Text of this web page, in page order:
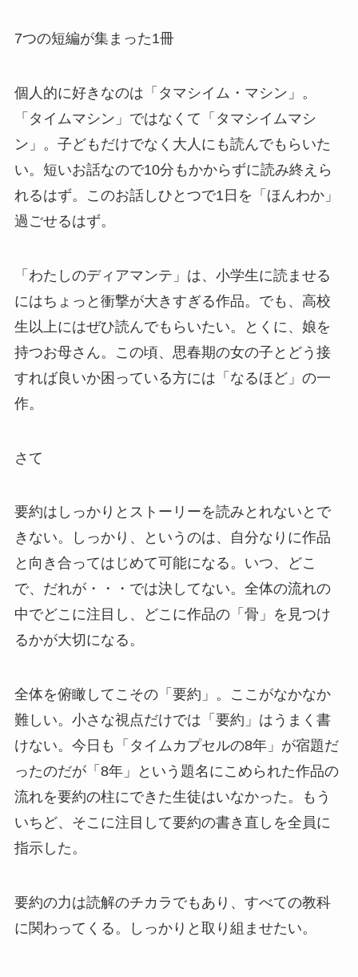
7つの短編が集まった1冊
個人的に好きなのは「タマシイム・マシン」。
「タイムマシン」ではなくて「タマシイムマシ
ン」。子どもだけでなく大人にも読んでもらいた
い。短いお話なので10分もかからずに読み終えら
れるはず。このお話しひとつで1日を「ほんわか」
過ごせるはず。
「わたしのディアマンテ」は、小学生に読ませる
にはちょっと衝撃が大きすぎる作品。でも、高校
生以上にはぜひ読んでもらいたい。とくに、娘を
持つお母さん。この頃、思春期の女の子とどう接
すれば良いか困っている方には「なるほど」の一
作。
さて
要約はしっかりとストーリーを読みとれないとで
きない。しっかり、というのは、自分なりに作品
と向き合ってはじめて可能になる。いつ、どこ
で、だれが・・・では決してない。全体の流れの
中でどこに注目し、どこに作品の「骨」を見つけ
るかが大切になる。
全体を俯瞰してこその「要約」。ここがなかなか
難しい。小さな視点だけでは「要約」はうまく書
けない。今日も「タイムカプセルの8年」が宿題だ
ったのだが「8年」という題名にこめられた作品の
流れを要約の柱にできた生徒はいなかった。もう
いちど、そこに注目して要約の書き直しを全員に
指示した。
要約の力は読解のチカラでもあり、すべての教科
に関わってくる。しっかりと取り組ませたい。